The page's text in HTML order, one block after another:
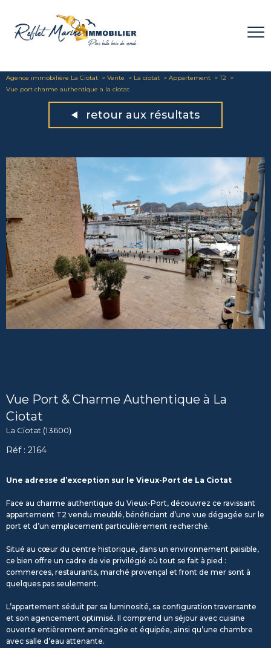
Agence immobilière La Ciotat Vente La ciotat Appartement
T2
Vue port charme authentique a la ciotat
retour aux résultats
Vue Port & Charme Authentique à La
Ciotat
La Ciotat (13600)
Réf : 2164
Une adresse d’exception sur le Vieux-Port de La Ciotat
Face au charme authentique du Vieux-Port, découvrez ce ravissant
appartement T2 vendu meublé, bénéficiant d’une vue dégagée sur le
port et d’un emplacement particulièrement recherché.
Situé au cœur du centre historique, dans un environnement paisible,
ce bien offre un cadre de vie privilégié où tout se fait à pied :
commerces, restaurants, marché provençal et front de mer sont à
quelques pas seulement.
L’appartement séduit par sa luminosité, sa configuration traversante
et son agencement optimisé. Il comprend un séjour avec cuisine
ouverte entièrement aménagée et équipée, ainsi qu’une chambre
avec salle d’eau attenante.